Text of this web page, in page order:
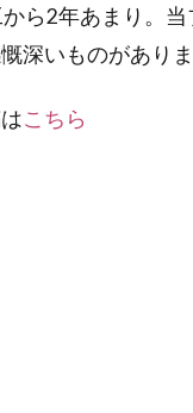
ら2年あまり。
深いものがありま
こちら